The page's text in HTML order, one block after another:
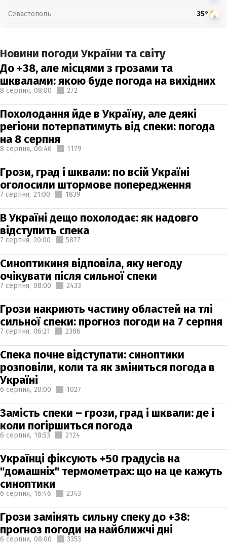
Севастополь 35°
Новини погоди України та світу
До +38, але місцями з грозами та
шквалами: якою буде погода на вихідних
8 серпня, 08:00 272
Похолодання йде в Україну, але деякі
регіони потерпатимуть від спеки: погода
на 8 серпня
8 серпня, 06:46 1179
Грози, град і шквали: по всій Україні
оголосили штормове попередження
7 серпня, 21:00 1839
В Україні дещо похолодає: як надовго
відступить спека
7 серпня, 20:00 5877
Синоптикиня відповіла, яку негоду
очікувати після сильної спеки
7 серпня, 08:00 2433
Грози накриють частину областей на тлі
сильної спеки: прогноз погоди на 7 серпня
7 серпня, 06:21 2386
Спека почне відступати: синоптики
розповіли, коли та як зміниться погода в
Україні
6 серпня, 20:00 1027
Замість спеки – грози, град і шквали: де і
коли погіршиться погода
6 серпня, 18:53 2124
Українці фіксують +50 градусів на
"домашніх" термометрах: що на це кажуть
синоптики
6 серпня, 16:46 2343
Грози замінять сильну спеку до +38:
прогноз погоди на найближчі дні
6 серпня, 08:00 3353